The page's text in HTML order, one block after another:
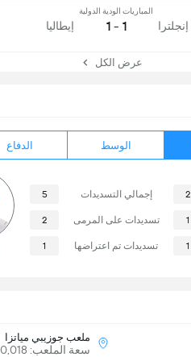
الوسط الدفاع
2 إجمالي التسديدات 5
1 تسديدات على المرمى 2
1 تسديدات تم اعتراضها 1
ملعب جوزيبي مياتزا
سعة الملعب: 80,018
إنجلترا
المباريات الودية الدولية
1 - 1 إيطاليا
عرض الكل